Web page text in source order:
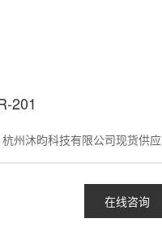
201
州沐昀科技有限公司现货供应
在线咨询